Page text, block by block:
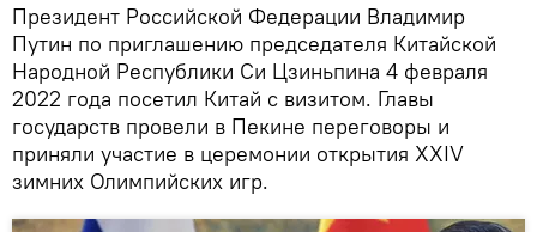
Президент Российской Федерации Владимир
Путин по приглашению председателя Китайской
Народной Республики Си Цзиньпина 4 февраля
2022 года посетил Китай с визитом. Главы
государств провели в Пекине переговоры и
приняли участие в церемонии открытия XXIV
зимних Олимпийских игр.